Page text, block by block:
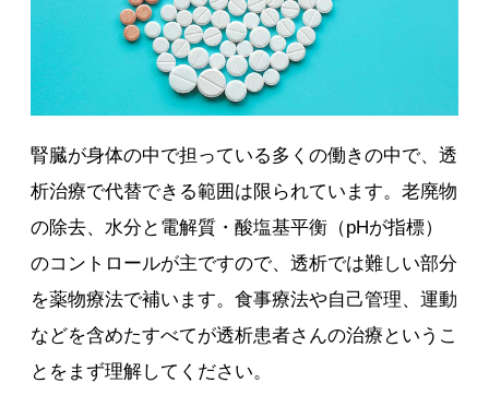
腎臓が身体の中で担っている多くの働きの中で、透
析治療で代替できる範囲は限られています。老廃物
の除去、水分と電解質・酸塩基平衡（pHが指標）
のコントロールが主ですので、透析では難しい部分
を薬物療法で補います。食事療法や自己管理、運動
などを含めたすべてが透析患者さんの治療というこ
とをまず理解してください。